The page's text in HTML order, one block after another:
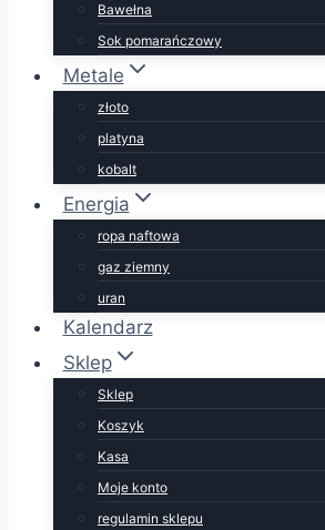
Bawełna
Sok pomarańczowy
Metale
złoto
platyna
kobalt
Energia
ropa naftowa
gaz ziemny
uran
Kalendarz
Sklep
Sklep
Koszyk
Kasa
Moje konto
regulamin sklepu